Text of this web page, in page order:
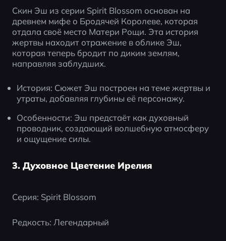
Скин Эш из серии Spirit Blossom основан на
древнем мифе о Бродячей Королеве, которая
отдала своё место Матери Рощи. Эта история
жертвы находит отражение в облике Эш,
которая теперь бродит по диким землям,
направляя заблудших.
История: Сюжет Эш построен на теме жертвы и
утраты, добавляя глубины её персонажу.
Особенности: Эш предстаёт как духовный
проводник, создающий волшебную атмосферу
и ощущение силы.
3. Духовное Цветение Ирелия
Серия: Spirit Blossom
Редкость: Легендарный